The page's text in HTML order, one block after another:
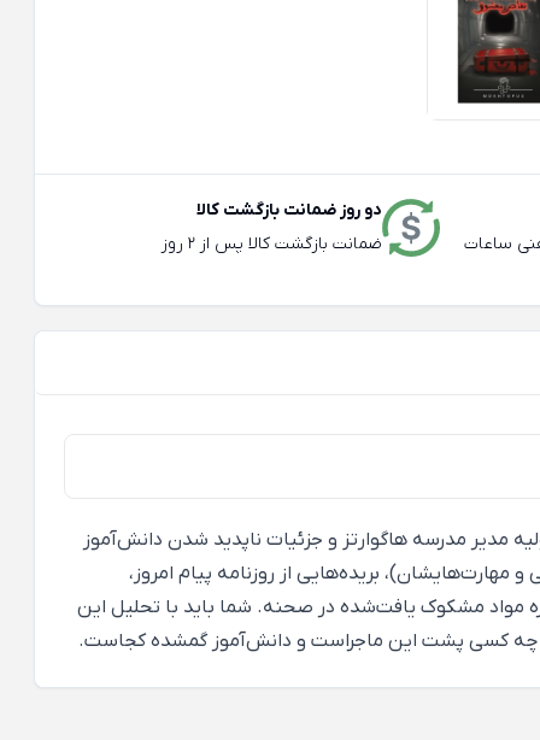
و تلفنی ساعات
دو روز ضمانت بازگشت کالا
ضمانت بازگشت کالا پس از 2 روز
مدیر مدرسه هاگوارتز و جزئیات ناپدید شدن دانش‌آموز
بریده‌هایی از روزنامه پیام امروز،
مواد مشکوک یافت‌شده در صحنه. شما باید با تحلیل این
چه کسی پشت این ماجراست و دانش‌آموز گمشده کجاست.